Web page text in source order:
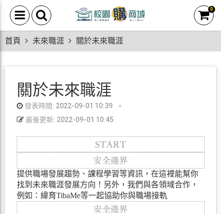
0
首頁 未來職涯 關於未來職涯
關於未來職涯
發表時間: 2022-09-01 10:39
最後更新: 2022-09-01 10:45
提供職場發展趨勢、課程學習等資訊，在這裡能幫你
找到未來職涯發展方向！另外，我們與各領域合作，
例如：緯育TibaMe等一起協助你與職場接軌